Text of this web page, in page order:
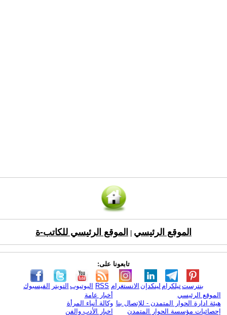
الموقع الرئيسي الموقع الرئيسي للكاتب-ة
تابعونا على:
الفيسبوك التويتر اليوتيوب RSS الانستغرام لينكدإن تيلكرامبنترست
الموقع الرئيسي
هيئة ادارة الحوار المتمدن - للإتصال بنا
إحصائيات مؤسسة الحوار المتمدن
أخبار عامة
وكالة أنباء المرأة
اخبار الأدب والفن